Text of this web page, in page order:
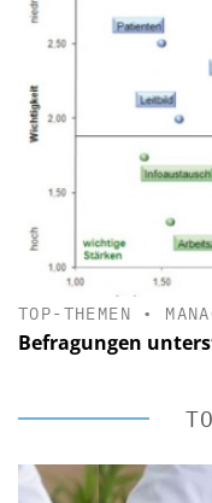
TOP-THEMEN •
Befragungen